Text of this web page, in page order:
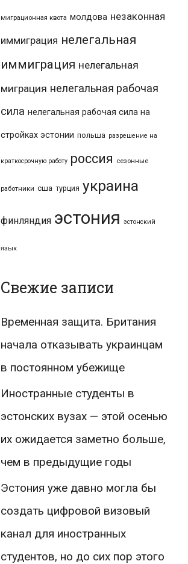
миграционная квота молдова незаконная
иммиграция нелегальная
иммиграция нелегальная
миграция нелегальная рабочая
сила нелегальная рабочая сила на
стройках эстонии польша разрешение на
краткосрочную работу россия сезонные
работники сша турция украина
финляндия эстония эстонский
язык
Свежие записи
Временная защита. Британия
начала отказывать украинцам
в постоянном убежище
Иностранные студенты в
эстонских вузах — этой осенью
их ожидается заметно больше,
чем в предыдущие годы
Эстония уже давно могла бы
создать цифровой визовый
канал для иностранных
студентов, но до сих пор этого